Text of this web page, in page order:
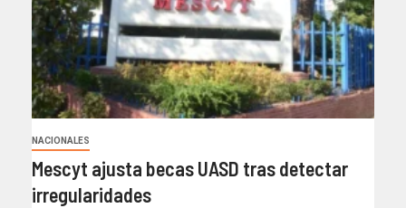
NACIONALES
Mescyt ajusta becas UASD tras detectar
irregularidades